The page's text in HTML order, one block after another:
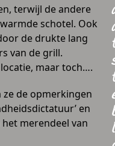
terwijl de andere
schotel. Ook
de drukte lang
van de grill.
maar toch….
de opmerkingen
en
merendeel van
t
t
l